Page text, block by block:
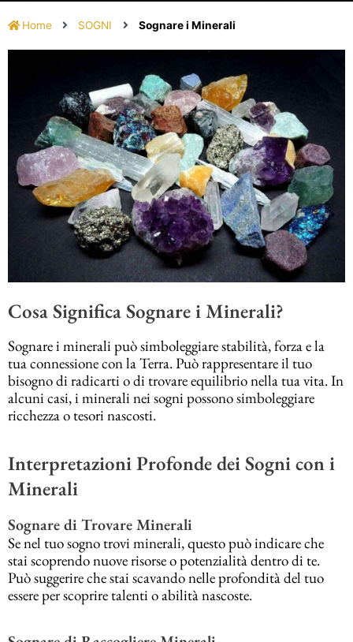
Home SOGNI Sognare i Minerali
Cosa Significa Sognare i Minerali?
Sognare i minerali può simboleggiare stabilità, forza e la
tua connessione con la Terra. Può rappresentare il tuo
bisogno di radicarti o di trovare equilibrio nella tua vita. In
alcuni casi, i minerali nei sogni possono simboleggiare
ricchezza o tesori nascosti.
Interpretazioni Profonde dei Sogni con i
Minerali
Sognare di Trovare Minerali
Se nel tuo sogno trovi minerali, questo può indicare che
stai scoprendo nuove risorse o potenzialità dentro di te.
Può suggerire che stai scavando nelle profondità del tuo
essere per scoprire talenti o abilità nascoste.